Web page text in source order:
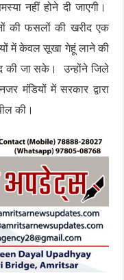
नहीं होने दी जाएगी।
की फसलों की खरीद एक
में केवल सूखा गेहूं लाने की
की जा सके। उन्होंने जिले
मंडियों में सरकार द्वारा
की।